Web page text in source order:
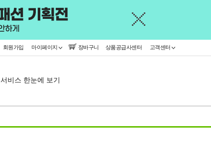
회원가입 마이페이지 장바구니 상품공급사센터 고객센터
서비스 한눈에 보기